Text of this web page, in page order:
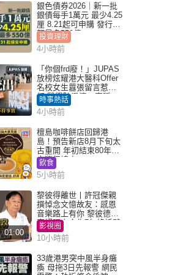
銀色債券2026｜新一批
銀債每手1萬元 最少4.25
厘 8.21起可申購 發行金
額最多550億
投資理財
4小時前
「你個frd廢！」JUPAS
放榜炫耀港大醫科Offer
名校女生囂張留言惹眾
怒 醫學院澄清：宣稱
「40.5分獲錄取」不符事
實｜Juicy叮
時事熱話
4小時前
檀島咖啡餅店回歸港
島！預告新店8月下旬太
古重開 年初結束80年歷
史灣仔總店
飲食
5小時前
01:00
黎彼得離世丨許冠傑親
撰悼念文憶故友：感恩
音樂路上有你 黎彼德曾
直認唔夾合作7年終拆夥
影視圈
10小時前
33歲港男突中風半身癱
瘓 母拖3日先報警 網民